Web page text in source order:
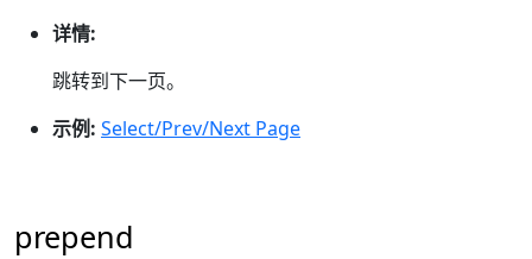
详情:
跳转到下一页。
示例: Select/Prev/Next Page
prepend